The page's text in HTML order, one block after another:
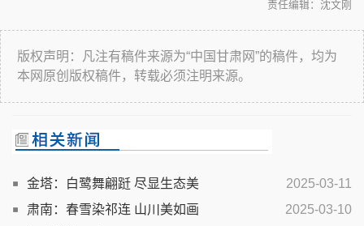
责任编辑：沈文刚
版权声明：凡注有稿件来源为“中国甘肃网”的稿件，均为
本网原创版权稿件，转载必须注明来源。
2025-03-11
金塔：白鹭舞翩跹 尽显生态美
2025-03-10
肃南：春雪染祁连 山川美如画